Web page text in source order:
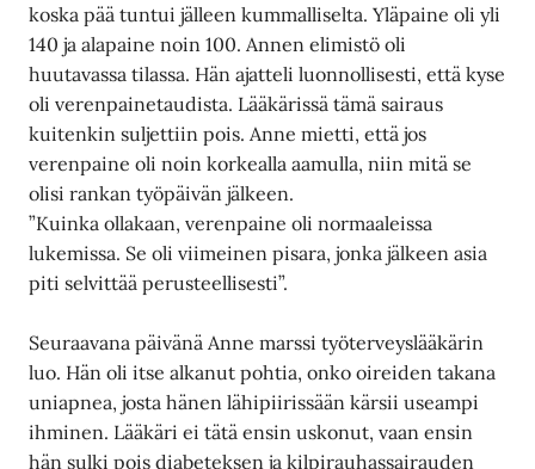
koska pää tuntui jälleen kummalliselta. Yläpaine oli yli
140 ja alapaine noin 100. Annen elimistö oli
huutavassa tilassa. Hän ajatteli luonnollisesti, että kyse
oli verenpainetaudista. Lääkärissä tämä sairaus
kuitenkin suljettiin pois. Anne mietti, että jos
verenpaine oli noin korkealla aamulla, niin mitä se
olisi rankan työpäivän jälkeen.
”Kuinka ollakaan, verenpaine oli normaaleissa
lukemissa. Se oli viimeinen pisara, jonka jälkeen asia
piti selvittää perusteellisesti”.
Seuraavana päivänä Anne marssi työterveyslääkärin
luo. Hän oli itse alkanut pohtia, onko oireiden takana
uniapnea, josta hänen lähipiirissään kärsii useampi
ihminen. Lääkäri ei tätä ensin uskonut, vaan ensin
hän sulki pois diabeteksen ja kilpirauhassairauden